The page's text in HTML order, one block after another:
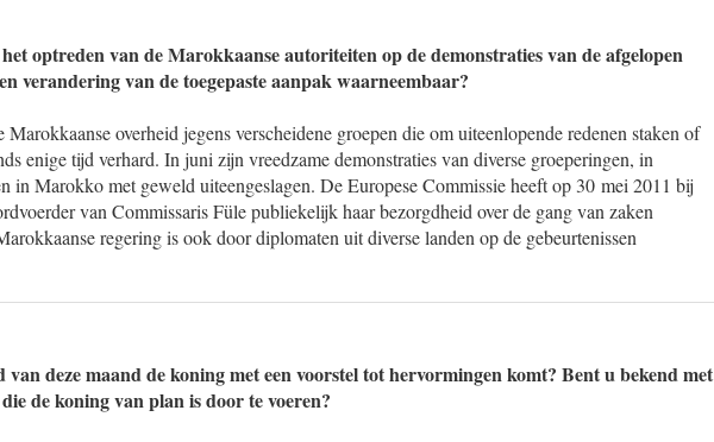
optreden van de Marokkaanse autoriteiten op de demonstraties van de afgelopen
verandering van de toegepaste aanpak waarneembaar?
overheid jegens verscheidene groepen die om uiteenlopende redenen staken of
enige tijd verhard. In juni zijn vreedzame demonstraties van diverse groeperingen, in
in Marokko met geweld uiteengeslagen. De Europese Commissie heeft op 30 mei 2011 bij
van Commissaris Füle publiekelijk haar bezorgdheid over de gang van zaken
regering is ook door diplomaten uit diverse landen op de gebeurtenissen
deze maand de koning met een voorstel tot hervormingen komt? Bent u bekend met
de koning van plan is door te voeren?